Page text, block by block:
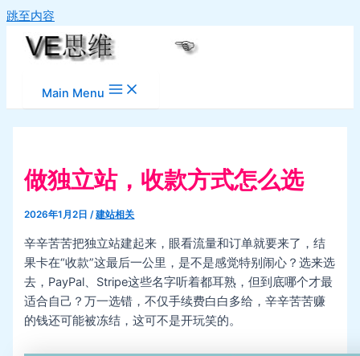
跳至内容
Main Menu
做独立站，收款方式怎么选
2026年1月2日/建站相关
辛辛苦苦把独立站建起来，眼看流量和订单就要来了，结
果卡在“收款”这最后一公里，是不是感觉特别闹心？选来选
去，PayPal、Stripe这些名字听着都耳熟，但到底哪个才最
适合自己？万一选错，不仅手续费白白多给，辛辛苦苦赚
的钱还可能被冻结，这可不是开玩笑的。